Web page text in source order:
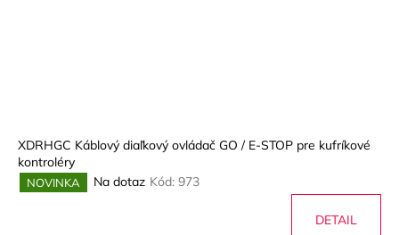
XDRHGC Káblový diaľkový ovládač GO / E-STOP pre kufríkové
kontroléry
NOVINKA Na dotaz Kód: 973
DETAIL